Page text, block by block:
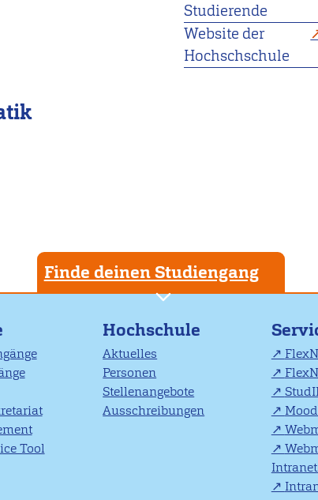
Studierende
Website der
Hochschschule
Finde deinen Studiengang
Tool
Hochschule
Aktuelles
Personen
Stellenangebote
Ausschreibungen